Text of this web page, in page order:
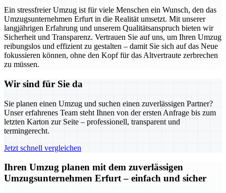
Ein stressfreier Umzug ist für viele Menschen ein Wunsch, den das
Umzugsunternehmen Erfurt in die Realität umsetzt. Mit unserer
langjährigen Erfahrung und unserem Qualitätsanspruch bieten wir
Sicherheit und Transparenz. Vertrauen Sie auf uns, um Ihren Umzug
reibungslos und effizient zu gestalten – damit Sie sich auf das Neue
fokussieren können, ohne den Kopf für das Altvertraute zerbrechen
zu müssen.
Wir sind für Sie da
Sie planen einen Umzug und suchen einen zuverlässigen Partner?
Unser erfahrenes Team steht Ihnen von der ersten Anfrage bis zum
letzten Karton zur Seite – professionell, transparent und
termingerecht.
Jetzt schnell vergleichen
Ihren Umzug planen mit dem zuverlässigen
Umzugsunternehmen Erfurt – einfach und sicher